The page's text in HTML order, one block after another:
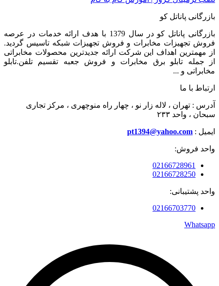
بازرگانی پاناتل کو
بازرگانی پاناتل کو در سال 1379 با هدف ارائه خدمات در عرصه
فروش تجهیزات مخابرات و فروش تجهیزات شبکه تاسیس گردید.
از مهمترین اهداف این شرکت ارائه جدیدترین محصولات مخابراتی
از جمله تابلو برق مخابرات و فروش جعبه تقسیم تلفن.تابلو
مخابراتی و ...
ارتباط با ما
آدرس : تهران ، لاله زار نو ، چهار راه منوچهری ، مرکز تجاری
سبحان ، واحد ۲۳۳
ایمیل : pt1394@yahoo.com
واحد فروش:
02166728961
02166728250
واحد پشتیبانی:
02166703770
Whatsapp